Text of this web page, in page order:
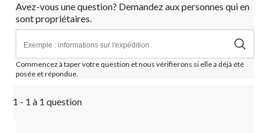
Avez-vous une question? Demandez aux personnes qui en
sont propriétaires.
Commencez à taper votre question et nous vérifierons si elle a déjà été
posée et répondue.
1 - 1 à 1 question